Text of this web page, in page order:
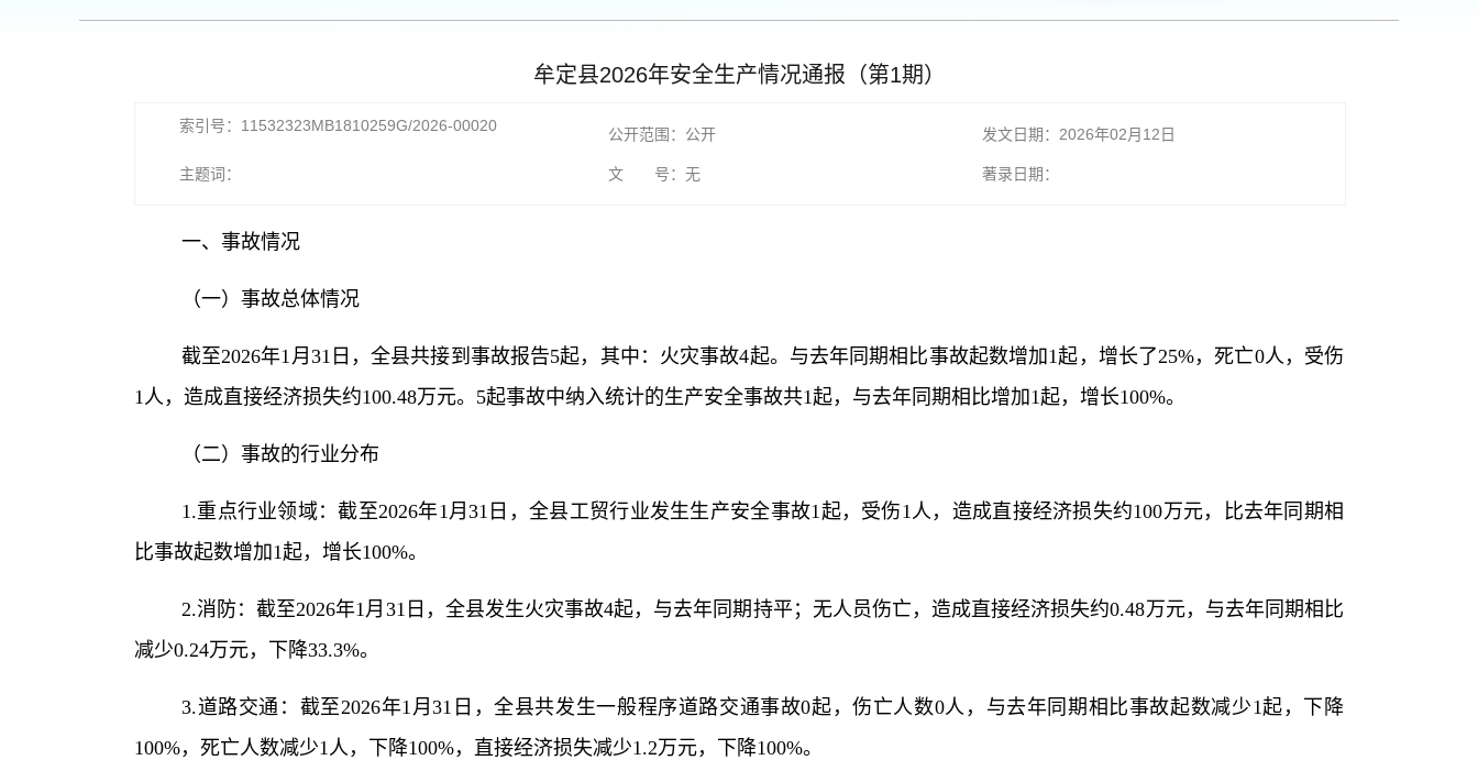
牟定县2026年安全生产情况通报（第1期）
索引号：11532323MB1810259G/2026-00020 公开范围：公开 发文日期：2026年02月12日
主题词： 文 号：无 著录日期：
一、事故情况
（一）事故总体情况
截至2026年1月31日，全县共接到事故报告5起，其中：火灾事故4起。与去年同期相比事故起数增加1起，增长了25%，死亡0人，受伤
1人，造成直接经济损失约100.48万元。5起事故中纳入统计的生产安全事故共1起，与去年同期相比增加1起，增长100%。
（二）事故的行业分布
1.重点行业领域：截至2026年1月31日，全县工贸行业发生生产安全事故1起，受伤1人，造成直接经济损失约100万元，比去年同期相
比事故起数增加1起，增长100%。
2.消防：截至2026年1月31日，全县发生火灾事故4起，与去年同期持平；无人员伤亡，造成直接经济损失约0.48万元，与去年同期相比
减少0.24万元，下降33.3%。
3.道路交通：截至2026年1月31日，全县共发生一般程序道路交通事故0起，伤亡人数0人，与去年同期相比事故起数减少1起，下降
100%，死亡人数减少1人，下降100%，直接经济损失减少1.2万元，下降100%。